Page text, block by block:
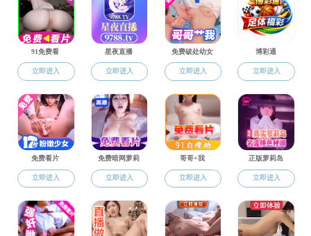
培养管理
学位管理
工作动态
导师队伍